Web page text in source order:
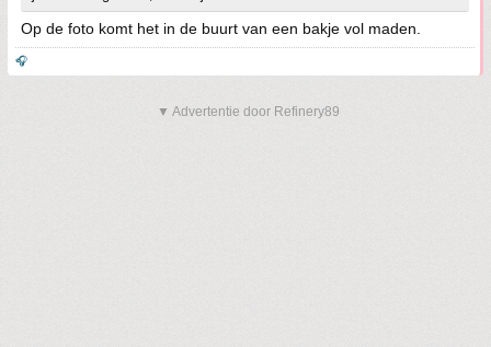
Op de foto komt het in de buurt van een bakje vol maden.
🎧
▼ Advertentie door Refinery89